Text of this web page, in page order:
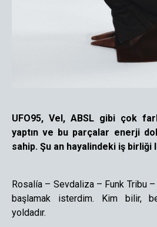
UFO95, Vel, ABSL gibi çok
yaptın ve bu parçalar enerji
sahip. Şu an hayalindeki iş
Rosalía – Sevdaliza – Funk Tribu
başlamak isterdim. Kim bilir,
yoldadır.